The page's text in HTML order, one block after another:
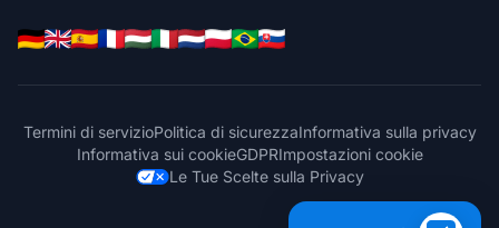
Termini di servizioPolitica di sicurezzaInformativa sulla privacy
Informativa sui cookieGDPRImpostazioni cookie
Le Tue Scelte sulla Privacy